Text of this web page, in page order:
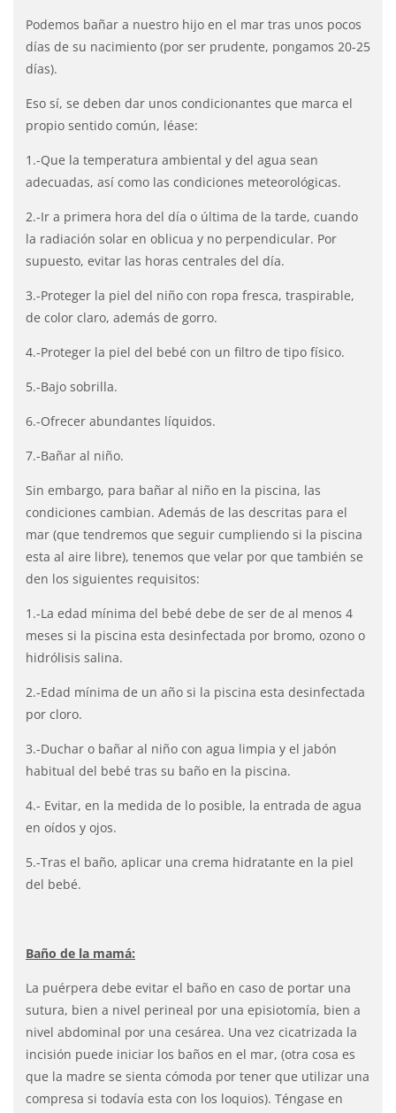
Podemos bañar a nuestro hijo en el mar tras unos pocos
días de su nacimiento (por ser prudente, pongamos 20-25
días).
Eso sí, se deben dar unos condicionantes que marca el
propio sentido común, léase:
1.-Que la temperatura ambiental y del agua sean
adecuadas, así como las condiciones meteorológicas.
2.-Ir a primera hora del día o última de la tarde, cuando
la radiación solar en oblicua y no perpendicular. Por
supuesto, evitar las horas centrales del día.
3.-Proteger la piel del niño con ropa fresca, traspirable,
de color claro, además de gorro.
4.-Proteger la piel del bebé con un filtro de tipo físico.
5.-Bajo sobrilla.
6.-Ofrecer abundantes líquidos.
7.-Bañar al niño.
Sin embargo, para bañar al niño en la piscina, las
condiciones cambian. Además de las descritas para el
mar (que tendremos que seguir cumpliendo si la piscina
esta al aire libre), tenemos que velar por que también se
den los siguientes requisitos:
1.-La edad mínima del bebé debe de ser de al menos 4
meses si la piscina esta desinfectada por bromo, ozono o
hidrólisis salina.
2.-Edad mínima de un año si la piscina esta desinfectada
por cloro.
3.-Duchar o bañar al niño con agua limpia y el jabón
habitual del bebé tras su baño en la piscina.
4.- Evitar, en la medida de lo posible, la entrada de agua
en oídos y ojos.
5.-Tras el baño, aplicar una crema hidratante en la piel
del bebé.
Baño de la mamá:
La puérpera debe evitar el baño en caso de portar una
sutura, bien a nivel perineal por una episiotomía, bien a
nivel abdominal por una cesárea. Una vez cicatrizada la
incisión puede iniciar los baños en el mar, (otra cosa es
que la madre se sienta cómoda por tener que utilizar una
compresa si todavía esta con los loquios). Téngase en